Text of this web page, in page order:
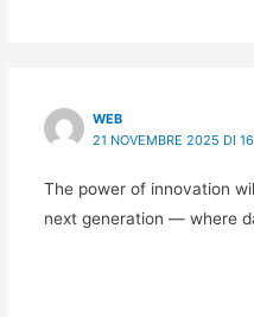
WEB
21 NOVEMBRE 2025 DI
The power of innovation
next generation — where